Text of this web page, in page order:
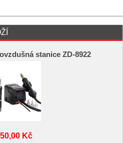
stanice ZD-8922
Kč